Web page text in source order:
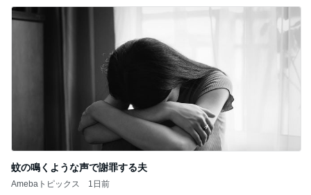
蚊の鳴くような声で謝罪する夫
Amebaトピックス 1日前